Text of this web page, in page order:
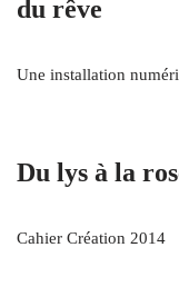
du rêve
Une installation
Du lys à la
Cahier Création 2014